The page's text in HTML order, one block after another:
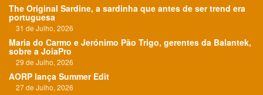
The Original Sardine, a sardinha que antes de ser trend era
portuguesa
31 de Julho, 2026
Maria do Carmo e Jerónimo Pão Trigo, gerentes da Balantek,
sobre a JoiaPro
29 de Julho, 2026
AORP lança Summer Edit
27 de Julho, 2026